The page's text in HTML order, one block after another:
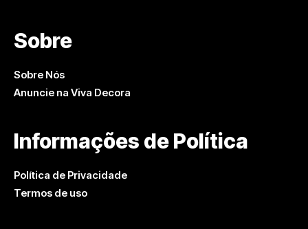
Sobre
Sobre Nós
Anuncie na Viva Decora
Informações de Política
Política de Privacidade
Termos de uso